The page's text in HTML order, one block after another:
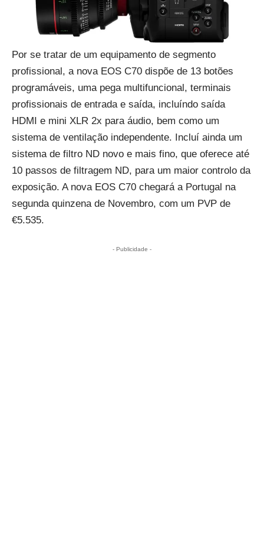
Por se tratar de um equipamento de segmento
profissional, a nova EOS C70 dispõe de 13 botões
programáveis, uma pega multifuncional, terminais
profissionais de entrada e saída, incluíndo saída
HDMI e mini XLR 2x para áudio, bem como um
sistema de ventilação independente. Incluí ainda um
sistema de filtro ND novo e mais fino, que oferece até
10 passos de filtragem ND, para um maior controlo da
exposição. A nova EOS C70 chegará a Portugal na
segunda quinzena de Novembro, com um PVP de
€5.535.
- Publicidade -